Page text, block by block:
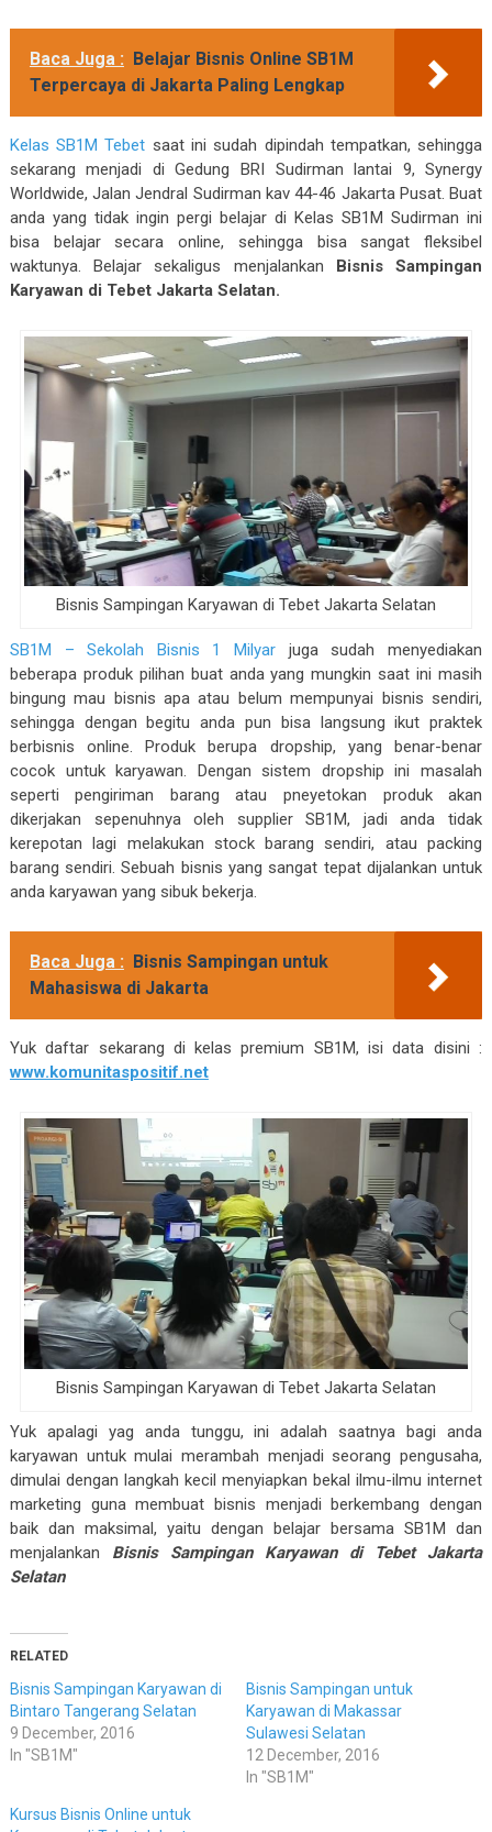
Baca Juga : Belajar Bisnis Online SB1M
Terpercaya di Jakarta Paling Lengkap
Kelas SB1M Tebet saat ini sudah dipindah tempatkan, sehingga
sekarang menjadi di Gedung BRI Sudirman lantai 9, Synergy
Worldwide, Jalan Jendral Sudirman kav 44-46 Jakarta Pusat. Buat
anda yang tidak ingin pergi belajar di Kelas SB1M Sudirman ini
bisa belajar secara online, sehingga bisa sangat fleksibel
waktunya. Belajar sekaligus menjalankan Bisnis Sampingan
Karyawan di Tebet Jakarta Selatan.
Bisnis Sampingan Karyawan di Tebet Jakarta Selatan
SB1M – Sekolah Bisnis 1 Milyar juga sudah menyediakan
beberapa produk pilihan buat anda yang mungkin saat ini masih
bingung mau bisnis apa atau belum mempunyai bisnis sendiri,
sehingga dengan begitu anda pun bisa langsung ikut praktek
berbisnis online. Produk berupa dropship, yang benar-benar
cocok untuk karyawan. Dengan sistem dropship ini masalah
seperti pengiriman barang atau pneyetokan produk akan
dikerjakan sepenuhnya oleh supplier SB1M, jadi anda tidak
kerepotan lagi melakukan stock barang sendiri, atau packing
barang sendiri. Sebuah bisnis yang sangat tepat dijalankan untuk
anda karyawan yang sibuk bekerja.
Baca Juga : Bisnis Sampingan untuk
Mahasiswa di Jakarta
Yuk daftar sekarang di kelas premium SB1M, isi data disini :
www.komunitaspositif.net
Bisnis Sampingan Karyawan di Tebet Jakarta Selatan
Yuk apalagi yag anda tunggu, ini adalah saatnya bagi anda
karyawan untuk mulai merambah menjadi seorang pengusaha,
dimulai dengan langkah kecil menyiapkan bekal ilmu-ilmu internet
marketing guna membuat bisnis menjadi berkembang dengan
baik dan maksimal, yaitu dengan belajar bersama SB1M dan
menjalankan Bisnis Sampingan Karyawan di Tebet Jakarta
Selatan
RELATED
Bisnis Sampingan Karyawan di
Bintaro Tangerang Selatan
9 December, 2016
In "SB1M"
Bisnis Sampingan untuk
Karyawan di Makassar
Sulawesi Selatan
12 December, 2016
In "SB1M"
Kursus Bisnis Online untuk